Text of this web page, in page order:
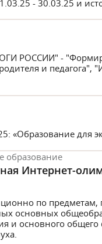
- 30.03.25 и
РОССИИ" -
и педагога",
«Образование для
образование
Интернет-
по
основных
и основного общего